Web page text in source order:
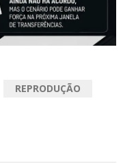
REPRODUÇÃO